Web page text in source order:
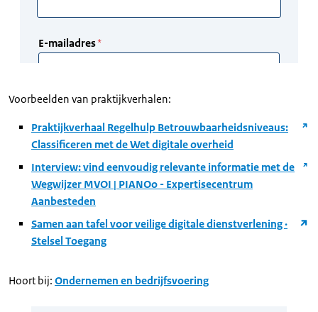
Voorbeelden van praktijkverhalen:
Praktijkverhaal Regelhulp Betrouwbaarheidsniveaus:
Classificeren met de Wet digitale overheid
Interview: vind eenvoudig relevante informatie met de
Wegwijzer MVOI | PIANOo - Expertisecentrum
Aanbesteden
Samen aan tafel voor veilige digitale dienstverlening ·
Stelsel Toegang
Hoort bij: Ondernemen en bedrijfsvoering